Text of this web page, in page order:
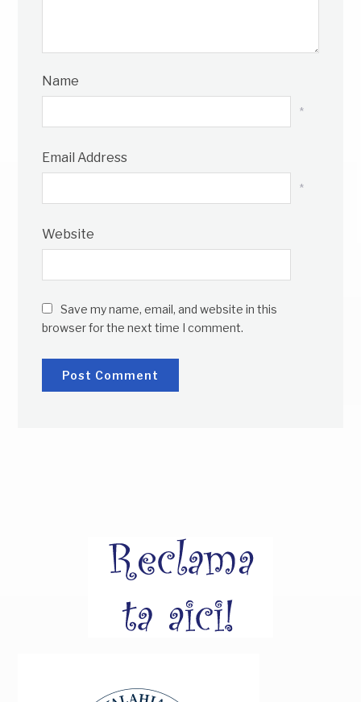
Name
*
Email Address
*
Website
Save my name, email, and website in this
browser for the next time I comment.